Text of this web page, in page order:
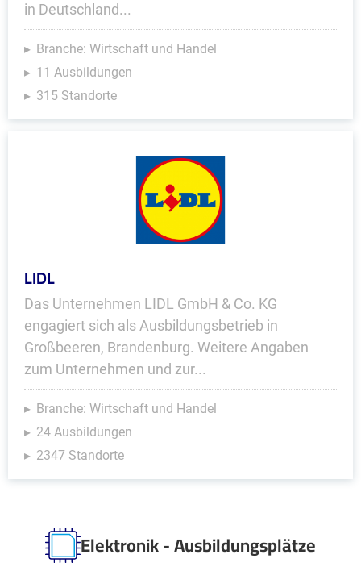
in Deutschland...
Branche: Wirtschaft und Handel
11 Ausbildungen
315 Standorte
LIDL
Das Unternehmen LIDL GmbH & Co. KG
engagiert sich als Ausbildungsbetrieb in
Großbeeren, Brandenburg. Weitere Angaben
zum Unternehmen und zur...
Branche: Wirtschaft und Handel
24 Ausbildungen
2347 Standorte
Elektronik - Ausbildungsplätze